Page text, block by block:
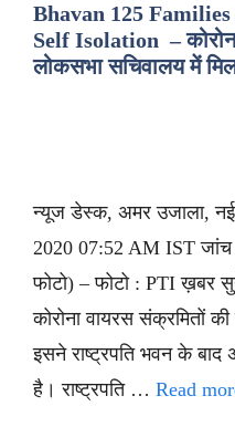
Bhavan 125
Self Isolation –
लोकसभा सचिवालय में
न्यूज डेस्क, अमर उजाला, नई
2020 07:52 AM IST जांच
फोटो) – फोटो : PTI ख़बर
कोरोना वायरस संक्रमितों
इसने राष्ट्रपति भवन के
है। राष्ट्रपति … Read